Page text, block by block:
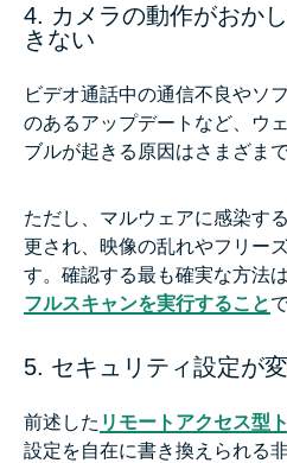
4. カメラの動作がおか
きない
ビデオ通話中の通信不良やソ
のあるアップデートなど、ウ
ブルが起きる原因はさまざまで
ただし、マルウェアに感染す
更され、映像の乱れやフリー
す。確認する最も確実な方法は
フルスキャンを実行すること
5. セキュリティ設定が
前述した リモートアクセス型
設定を自在に書き換えられる